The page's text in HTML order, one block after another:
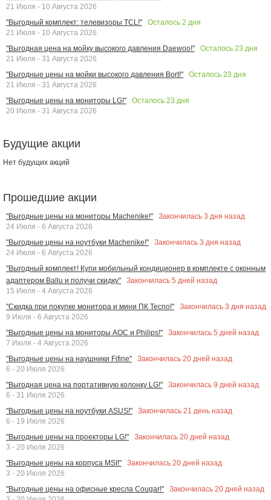
21 Июля - 10 Августа 2026
"Выгодный комплект: телевизоры TCL!"
Осталось 2 дня
21 Июля - 10 Августа 2026
"Выгодная цена на мойку высокого давления Daewoo!"
Осталось 23 дня
21 Июля - 31 Августа 2026
"Выгодные цены на мойки высокого давления Bort!"
Осталось 23 дня
21 Июля - 31 Августа 2026
"Выгодные цены на мониторы LG!"
Осталось 23 дня
20 Июля - 31 Августа 2026
Будущие акции
Нет будущих акций
Прошедшие акции
"Выгодные цены на мониторы Machenike!" Закончилась 3 дня назад
24 Июля - 6 Августа 2026
"Выгодные цены на ноутбуки Machenike!"
Закончилась 3 дня назад
24 Июля - 6 Августа 2026
"Выгодный комплект! Купи мобильный кондиционер в комплекте с оконным
адаптером Ballu и получи скидку"
Закончилась 5 дней назад
15 Июля - 4 Августа 2026
"Скидка при покупке монитора и мини ПК Tecno!"
Закончилась 3 дня назад
9 Июля - 6 Августа 2026
"Выгодные цены на мониторы AOC и Philips!"
Закончилась 5 дней назад
7 Июля - 4 Августа 2026
"Выгодные цены на наушники Fifine"
Закончилась 20 дней назад
6 - 20 Июля 2026
"Выгодная цена на портативную колонку LG!"
Закончилась 9 дней назад
6 - 31 Июля 2026
"Выгодные цены на ноутбуки ASUS!"
Закончилась 21 день назад
6 - 19 Июля 2026
"Выгодные цены на проекторы LG!"
Закончилась 20 дней назад
3 - 20 Июля 2026
"Выгодные цены на корпуса MSI!"
Закончилась 20 дней назад
3 - 20 Июля 2026
"Выгодные цены на офисные кресла Cougar!"
Закончилась 20 дней назад